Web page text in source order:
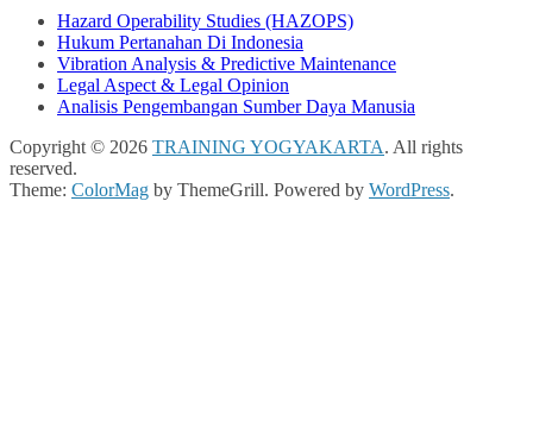
Hazard Operability Studies (HAZOPS)
Hukum Pertanahan Di Indonesia
Vibration Analysis & Predictive Maintenance
Legal Aspect & Legal Opinion
Analisis Pengembangan Sumber Daya Manusia
Copyright © 2026 TRAINING YOGYAKARTA. All rights
reserved.
Theme: ColorMag by ThemeGrill. Powered by WordPress.